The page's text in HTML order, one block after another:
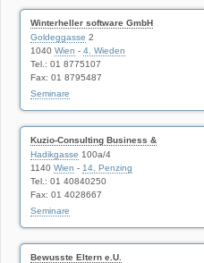
Winterheller software GmbH
Goldeggasse 2
1040 Wien - 4. Wieden
Tel.: 01 8775107
Fax: 01 8795487
Seminare
Kuzio-Consulting Business &
Hadikgasse 100a/4
1140 Wien - 14. Penzing
Tel.: 01 40840250
Fax: 01 4028667
Seminare
Bewusste Eltern e.U.